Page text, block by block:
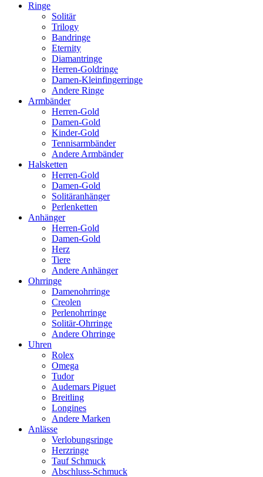
Ringe
Solitär
Trilogy
Bandringe
Eternity
Diamantringe
Herren-Goldringe
Damen-Kleinfingerringe
Andere Ringe
Armbänder
Herren-Gold
Damen-Gold
Kinder-Gold
Tennisarmbänder
Andere Armbänder
Halsketten
Herren-Gold
Damen-Gold
Solitäranhänger
Perlenketten
Anhänger
Herren-Gold
Damen-Gold
Herz
Tiere
Andere Anhänger
Ohrringe
Damenohrringe
Creolen
Perlenohrringe
Solitär-Ohrringe
Andere Ohrringe
Uhren
Rolex
Omega
Tudor
Audemars Piguet
Breitling
Longines
Andere Marken
Anlässe
Verlobungsringe
Herzringe
Tauf Schmuck
Abschluss-Schmuck